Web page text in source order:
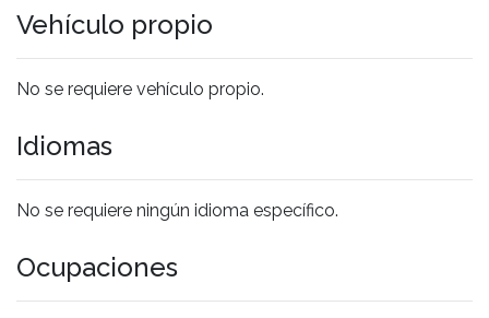
Vehículo propio
No se requiere vehículo propio.
Idiomas
No se requiere ningún idioma específico.
Ocupaciones